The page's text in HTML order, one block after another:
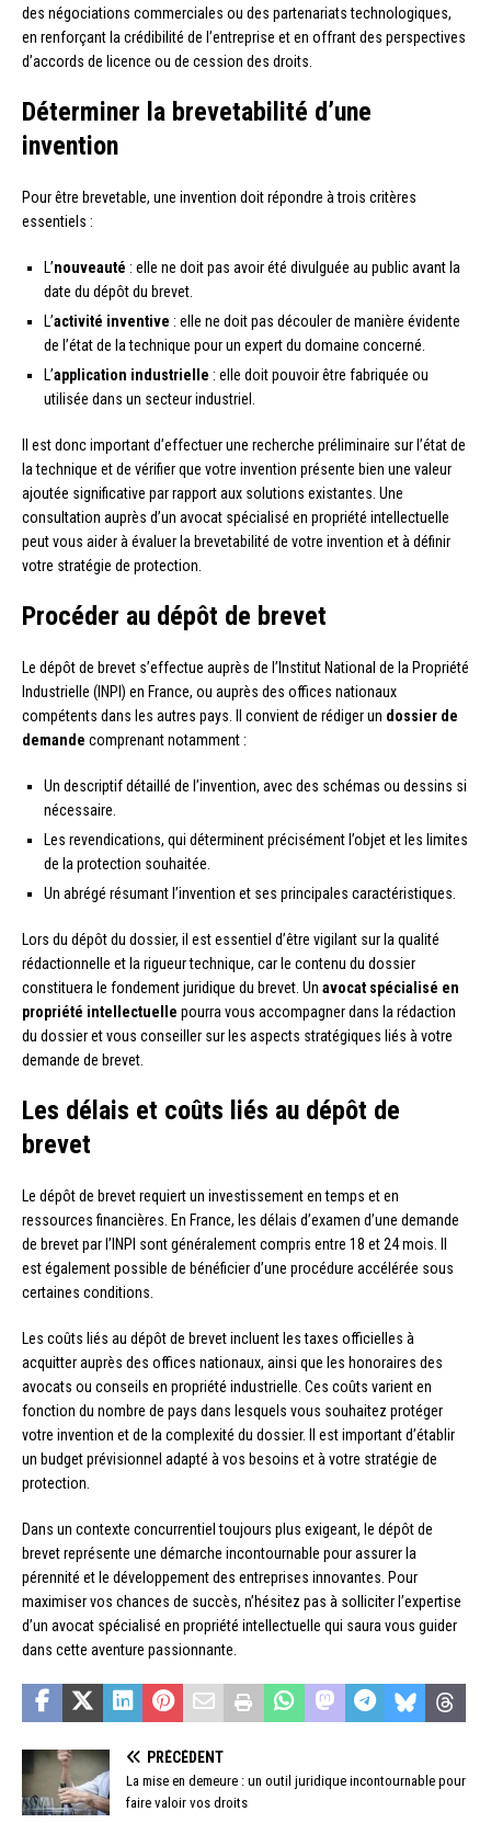
des négociations commerciales ou des partenariats technologiques,
en renforçant la crédibilité de l’entreprise et en offrant des perspectives
d’accords de licence ou de cession des droits.
Déterminer la brevetabilité d’une
invention
Pour être brevetable, une invention doit répondre à trois critères
essentiels :
L’nouveauté : elle ne doit pas avoir été divulguée au public avant la
date du dépôt du brevet.
L’activité inventive : elle ne doit pas découler de manière évidente
de l’état de la technique pour un expert du domaine concerné.
L’application industrielle : elle doit pouvoir être fabriquée ou
utilisée dans un secteur industriel.
Il est donc important d’effectuer une recherche préliminaire sur l’état de
la technique et de vérifier que votre invention présente bien une valeur
ajoutée significative par rapport aux solutions existantes. Une
consultation auprès d’un avocat spécialisé en propriété intellectuelle
peut vous aider à évaluer la brevetabilité de votre invention et à définir
votre stratégie de protection.
Procéder au dépôt de brevet
Le dépôt de brevet s’effectue auprès de l’Institut National de la Propriété
Industrielle (INPI) en France, ou auprès des offices nationaux
compétents dans les autres pays. Il convient de rédiger un dossier de
demande comprenant notamment :
Un descriptif détaillé de l’invention, avec des schémas ou dessins si
nécessaire.
Les revendications, qui déterminent précisément l’objet et les limites
de la protection souhaitée.
Un abrégé résumant l’invention et ses principales caractéristiques.
Lors du dépôt du dossier, il est essentiel d’être vigilant sur la qualité
rédactionnelle et la rigueur technique, car le contenu du dossier
constituera le fondement juridique du brevet. Un avocat spécialisé en
propriété intellectuelle pourra vous accompagner dans la rédaction
du dossier et vous conseiller sur les aspects stratégiques liés à votre
demande de brevet.
Les délais et coûts liés au dépôt de
brevet
Le dépôt de brevet requiert un investissement en temps et en
ressources financières. En France, les délais d’examen d’une demande
de brevet par l’INPI sont généralement compris entre 18 et 24 mois. Il
est également possible de bénéficier d’une procédure accélérée sous
certaines conditions.
Les coûts liés au dépôt de brevet incluent les taxes officielles à
acquitter auprès des offices nationaux, ainsi que les honoraires des
avocats ou conseils en propriété industrielle. Ces coûts varient en
fonction du nombre de pays dans lesquels vous souhaitez protéger
votre invention et de la complexité du dossier. Il est important d’établir
un budget prévisionnel adapté à vos besoins et à votre stratégie de
protection.
Dans un contexte concurrentiel toujours plus exigeant, le dépôt de
brevet représente une démarche incontournable pour assurer la
pérennité et le développement des entreprises innovantes. Pour
maximiser vos chances de succès, n’hésitez pas à solliciter l’expertise
d’un avocat spécialisé en propriété intellectuelle qui saura vous guider
dans cette aventure passionnante.
PRÉCÉDENT
La mise en demeure : un outil juridique incontournable pour
faire valoir vos droits